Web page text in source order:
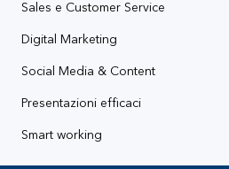
Sales e Customer Service
Digital Marketing
Social Media & Content
Presentazioni efficaci
Smart working